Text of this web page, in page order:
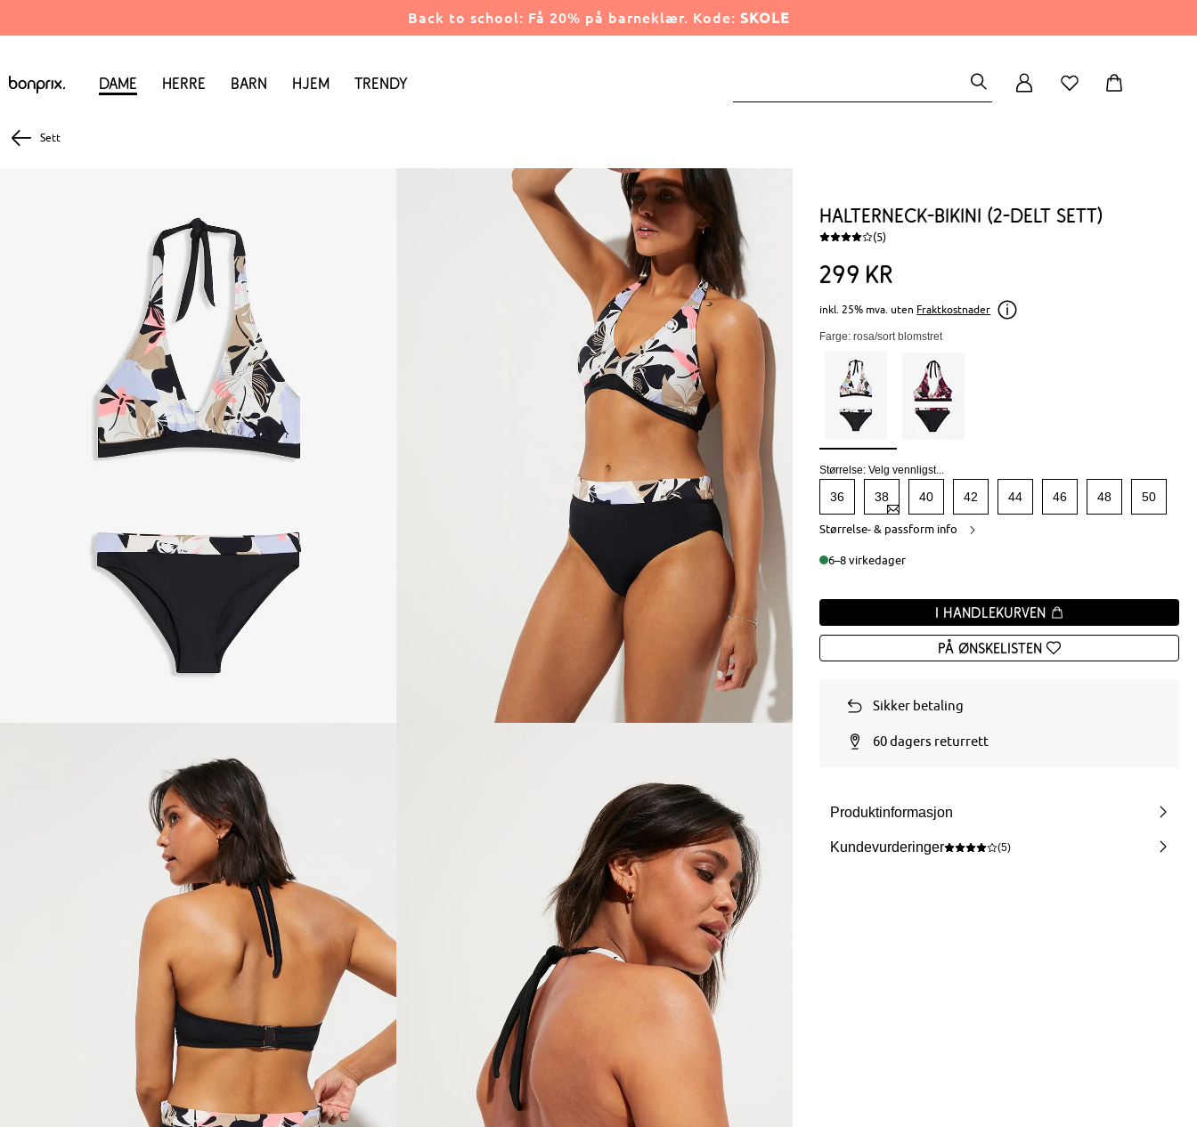
Back to school: Få 20% på barneklær. Kode: SKOLE
Dame Herre Barn Hjem Trendy
Sett
Halterneck-bikini (2-delt sett)
(5)
299 kr
inkl. 25% mva. uten Fraktkostnader
Farge: rosa/sort blomstret
Størrelse:Velg vennligst...
36 38 40 42 44 46 48 50
Størrelse- & passform info
6–8 virkedager
I handlekurven
På ønskelisten
Sikker betaling
60 dagers returrett
Produktinformasjon
Kundevurderinger (5)